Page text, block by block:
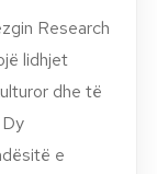
Research
lidhjet
dhe të
e